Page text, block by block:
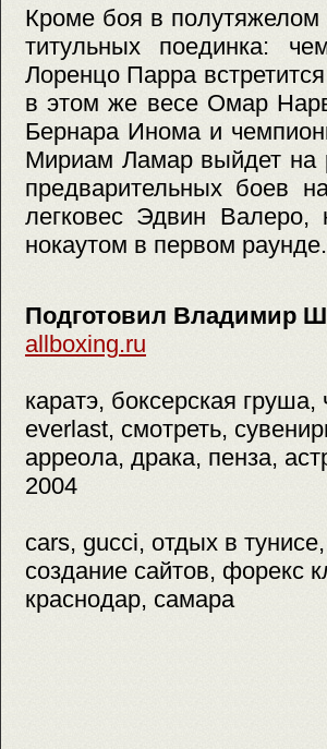
Кроме боя в полутяжелом
титульных поединка:
Лоренцо Парра
в этом же весе Омар
Бернара Инома и
Мириам Ламар выйдет на
предварительных боев
легковес Эдвин
нокаутом в первом раунде.
Подготовил Владимир
allboxing.ru
каратэ, боксерская
everlast, смотреть,
арреола, драка, пенза,
2004
cars, gucci, отдых в
создание сайтов, форекс
краснодар, самара